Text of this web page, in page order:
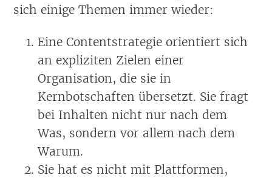
sich einige Themen immer wieder:
Eine Contentstrategie orientiert sich
an expliziten Zielen einer
Organisation, die sie in
Kernbotschaften übersetzt. Sie fragt
bei Inhalten nicht nur nach dem
Was, sondern vor allem nach dem
Warum.
Sie hat es nicht mit Plattformen,